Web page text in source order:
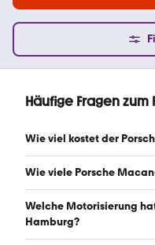
Häufige Fragen
Wie viel kostet der
Ein guter Preis für
starten ab 1.117 €
Wie viele Porsche
Es gibt insgesamt 120
davon 118 Gebraucht-
Welche Motorisierung
Hamburg?